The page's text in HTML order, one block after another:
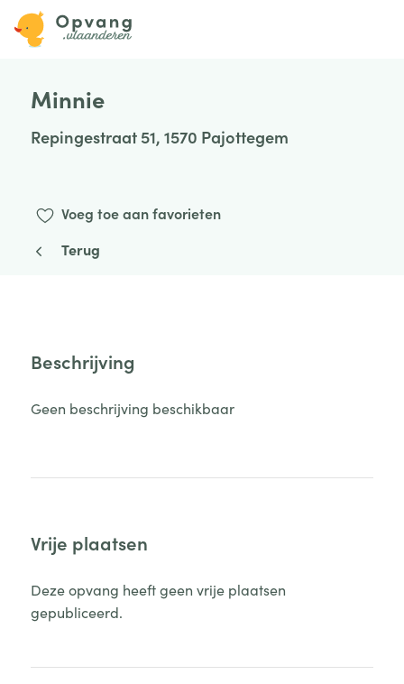
Minnie
Repingestraat 51, 1570 Pajottegem
Voeg toe aan favorieten
Terug
Beschrijving
Geen beschrijving beschikbaar
Vrije plaatsen
Deze opvang heeft geen vrije plaatsen
gepubliceerd.